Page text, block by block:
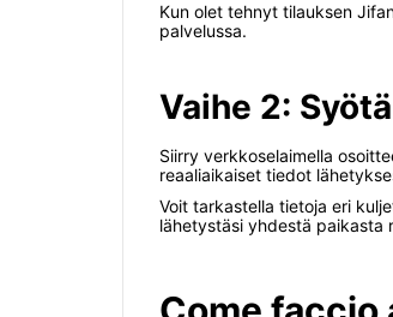
Kun olet tehnyt tilauksen
palvelussa.
Vaihe 2:
Siirry verkkoselaimella
reaaliaikaiset tiedot
Voit tarkastella tietoja eri
lähetystäsi yhdestä paikasta